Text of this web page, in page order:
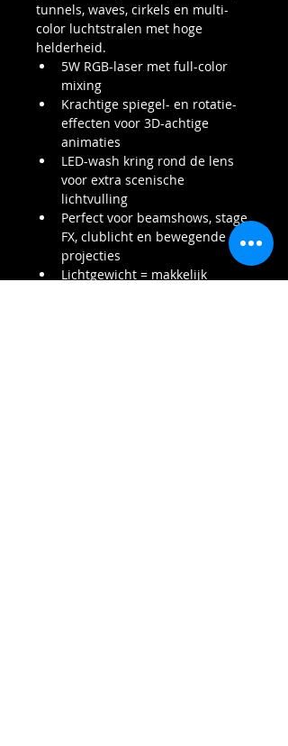
tunnels, waves, cirkels en multi-
color luchtstralen met hoge
helderheid.
5W RGB-laser met full-color
mixing
Krachtige spiegel- en rotatie-
effecten voor 3D-achtige
animaties
LED-wash kring rond de lens
voor extra scenische
lichtvulling
Perfect voor beamshows, stage
FX, clublicht en bewegende
projecties
Lichtgewicht = makkelijk